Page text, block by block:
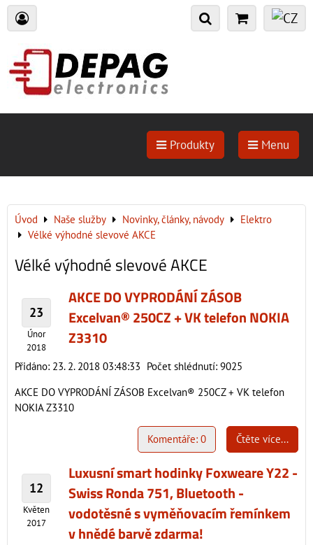
Produkty Menu
Úvod Naše služby Novinky, články, návody
Elektro
Vélké výhodné slevové AKCE
Vélké výhodné slevové AKCE
23
Únor
2018
AKCE DO VYPRODÁNÍ ZÁSOB
Excelvan® 250CZ + VK telefon NOKIA
Z3310
Přidáno: 23. 2. 2018 03:48:33 Počet shlédnutí: 9025
AKCE DO VYPRODÁNÍ ZÁSOB Excelvan® 250CZ + VK telefon
NOKIA Z3310
Čtěte více...
Komentáře: 0
12
Květen
2017
Luxusní smart hodinky Foxweare Y22 -
Swiss Ronda 751, Bluetooth -
vodotěsné s vyměňovacím řemínkem
v hnědé barvě zdarma!